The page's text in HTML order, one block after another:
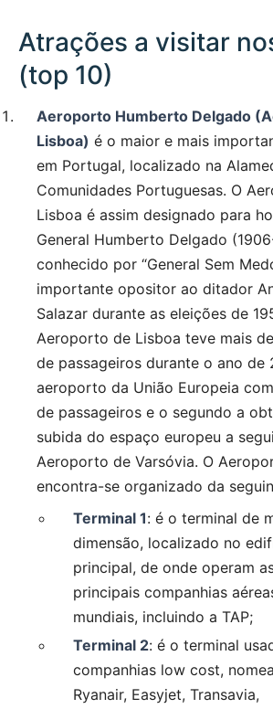
Atrações a visitar
(top 10)
Aeroporto Humberto Delgado
Lisboa) é o maior e mais
em Portugal, localizado na
Comunidades Portuguesas. O
Lisboa é assim designado para
General Humberto Delgado
conhecido por “General Sem
importante opositor ao ditador
Salazar durante as eleições de
Aeroporto de Lisboa teve mais
de passageiros durante o ano de
aeroporto da União Europeia
de passageiros e o segundo a
subida do espaço europeu a
Aeroporto de Varsóvia. O
encontra-se organizado da
Terminal 1: é o terminal de
dimensão, localizado no
principal, de onde operam
principais companhias
mundiais, incluindo a TAP;
Terminal 2: é o terminal
companhias low cost,
Ryanair, Easyjet, Transavia,